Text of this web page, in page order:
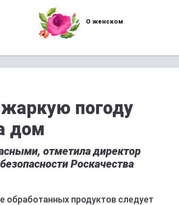
О женском
погоду
дом
отметила директор
Роскачества
обработанных продуктов следует